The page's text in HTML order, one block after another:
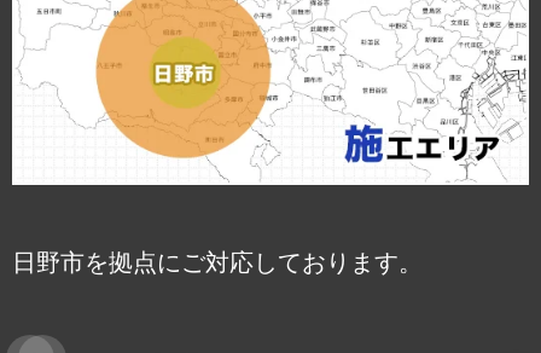
日野市を拠点にご対応しております。